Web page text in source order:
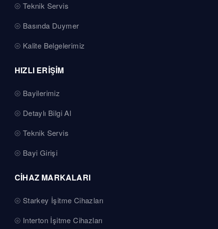
Teknik Servis
Basında Duymer
Kalite Belgelerimiz
HIZLI ERİŞİM
Bayilerimiz
Detaylı Bilgi Al
Teknik Servis
Bayi Girişi
CİHAZ MARKALARI
Starkey İşitme Cihazları
Interton İşitme Cihazları